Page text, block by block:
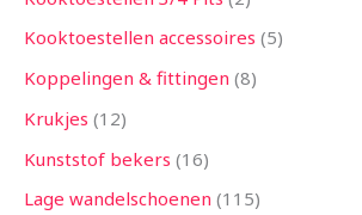
Kooktoestellen accessoires 5
Koppelingen & fittingen 8
Krukjes 12
Kunststof bekers 16
Lage wandelschoenen 115